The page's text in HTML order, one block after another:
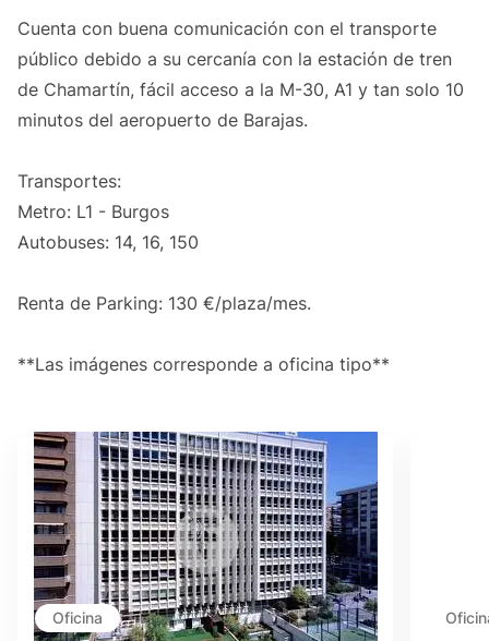
Cuenta con buena comunicación con el transporte
público debido a su cercanía con la estación de tren
de Chamartín, fácil acceso a la M-30, A1 y tan solo 10
minutos del aeropuerto de Barajas.
Transportes:
Metro: L1 - Burgos
Autobuses: 14, 16, 150
Renta de Parking: 130 €/plaza/mes.
**Las imágenes corresponde a oficina tipo**
Oficina